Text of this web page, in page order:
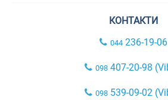
КОНТАКТИ
044 236-19-06
098407-20-98
098539-09-02